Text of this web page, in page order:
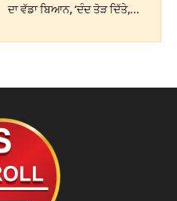
ਦਾ ਵੱਡਾ ਬਿਆਨ, ‘ਦੰਦ ਤੋੜ ਦਿੱਤੇ,...